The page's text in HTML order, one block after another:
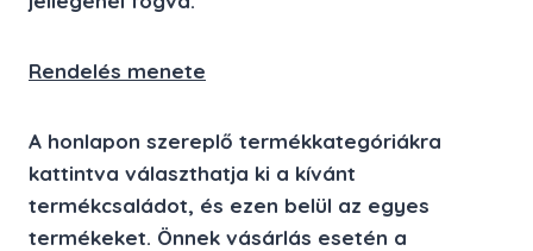
Rendelés menete
A honlapon szereplő termékkategóriákra
kattintva választhatja ki a kívánt
termékcsaládot, és ezen belül az egyes
termékeket. Önnek vásárlás esetén a